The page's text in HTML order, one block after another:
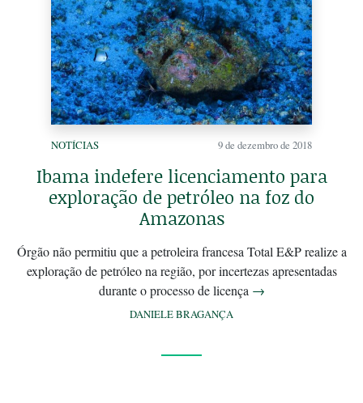
NOTÍCIAS 9 de dezembro de 2018
Ibama indefere licenciamento para
exploração de petróleo na foz do
Amazonas
Órgão não permitiu que a petroleira francesa Total E&P realize a
exploração de petróleo na região, por incertezas apresentadas
durante o processo de licença →
DANIELE BRAGANÇA